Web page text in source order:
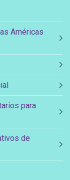
Américas
para
de